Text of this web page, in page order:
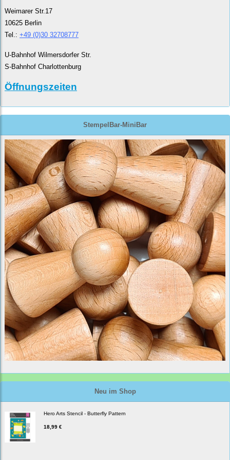
Weimarer Str.17
10625 Berlin
Tel.: +49 (0)30 32708777
U-Bahnhof Wilmersdorfer Str.
S-Bahnhof Charlottenburg
Öffnungszeiten
StempelBar-MiniBar
Neu im Shop
Hero Arts Stencil - Butterfly Pattern
18,99 €